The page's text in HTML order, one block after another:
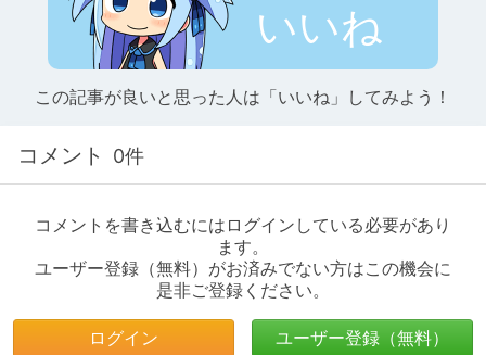
いいね
この記事が良いと思った人は「いいね」してみよう！
コメント 0件
コメントを書き込むにはログインしている必要があり
ます。
ユーザー登録（無料）がお済みでない方はこの機会に
是非ご登録ください。
ログイン ユーザー登録（無料）